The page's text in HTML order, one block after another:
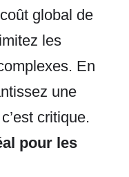
global de
les
En
une
critique.
pour les